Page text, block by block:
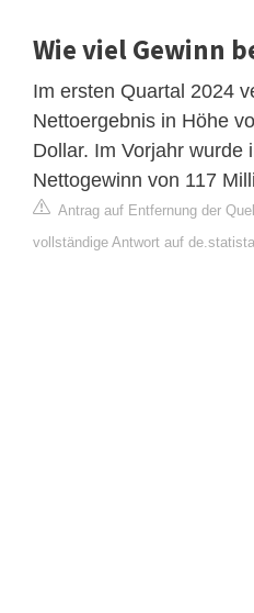
Wie viel Gewinn
Im ersten Quartal 2024
Nettoergebnis in Höhe
Dollar. Im Vorjahr wurde
Nettogewinn von 117
Antrag auf Entfernung der
vollständige Antwort auf